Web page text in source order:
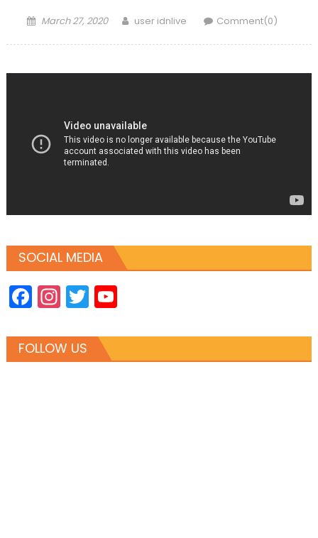
Posted
March 27, 2020 Author
user idnlive Comment(0)
SOCIAL MEDIA
Facebook
Instagram
TwitterYouTube
FOLLOW US